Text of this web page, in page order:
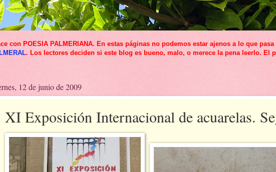
con POESIA PALMERIANA. En estas páginas no podemos estar ajenos a lo que pasa
. Los lectores deciden si este blog es bueno, malo, o merece la pena leerlo. El
12 de junio de 2009
XI Exposición Internacional de acuarelas.